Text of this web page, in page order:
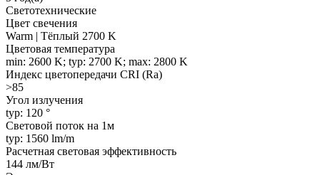
Светотехнические
Цвет свечения
Warm | Тёплый 2700 K
Цветовая температура
min: 2600 K; typ: 2700 K; max: 2800 K
Индекс цветопередачи CRI (Ra)
>85
Угол излучения
typ: 120 °
Световой поток на 1м
typ: 1560 lm/m
Расчетная световая эффективность
144 лм/Вт